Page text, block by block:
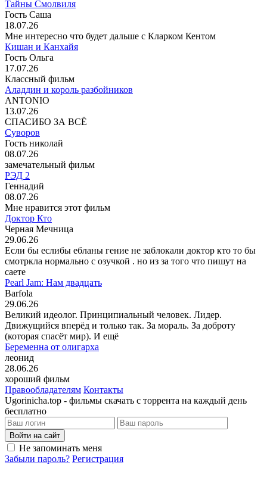
Тайны Смолвиля
Гость Саша
18.07.26
Мне интересно что будет дальше с Кларком Кентом
Кишан и Канхайя
Гость Ольга
17.07.26
Классный фильм
Аладдин и король разбойников
ANTONIO
13.07.26
СПАСИБО ЗА ВСЁ
Суворов
Гость николай
08.07.26
замечательный фильм
РЭД 2
Геннадий
08.07.26
Мне нравится этот фильм
Доктор Кто
Черная Мечница
29.06.26
Если бы еслибы ебланы гение не заблокали доктор кто то бы
смотркла нормально с озучкой . но из за того что пишут на
саете
Pearl Jam: Нам двадцать
Barfola
29.06.26
Великий идеолог. Принципиальный человек. Лидер.
Движущийся вперёд и только так. За мораль. За доброту
(которая спасёт мир). И ещё
Беременна от олигарха
леонид
28.06.26
хороший фильм
Правообладателям Контакты
Ugorinicha.top - фильмы скачать с торрента на каждый день
бесплатно
Войти на сайт
Не запоминать меня
Забыли пароль? Регистрация